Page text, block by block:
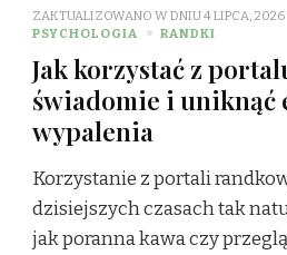
ZAKTUALIZOWANO W DNIU4 LIPCA, 2026
PSYCHOLOGIA
RANDKI
Jak korzystać z
świadomie i uniknąć
wypalenia
Korzystanie z portali
dzisiejszych czasach tak
jak poranna kawa czy